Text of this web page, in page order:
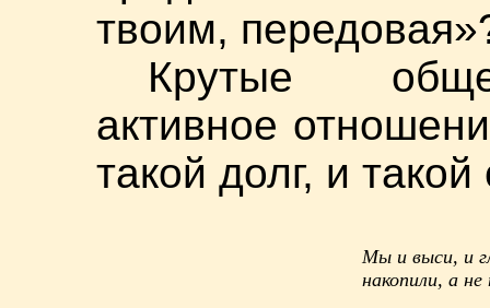
твоим,
Крутые
активное
такой долг, и такой
Мы и выси, и
накопили, а не